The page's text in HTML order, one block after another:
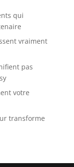
qui
vraiment
pas
votre
transforme